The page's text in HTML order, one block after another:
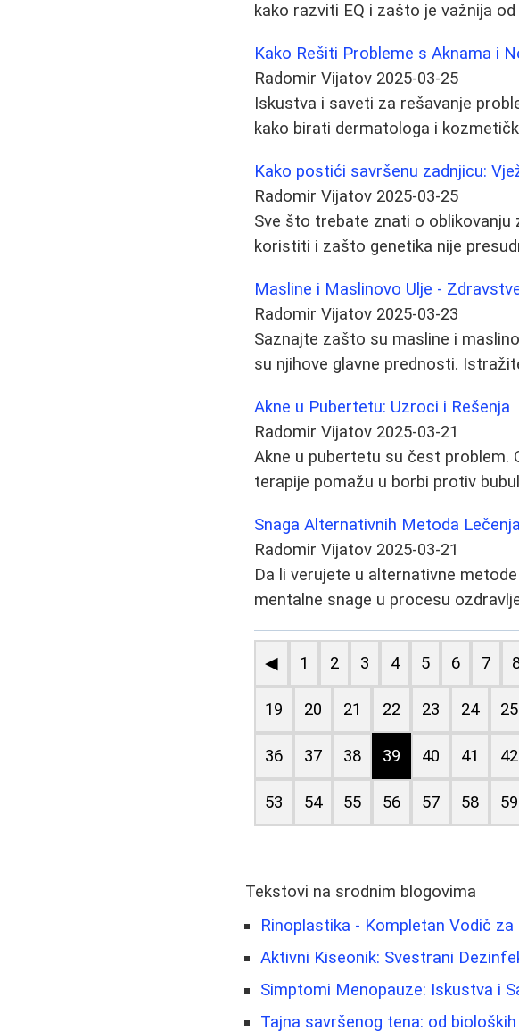
kako razviti EQ i zašto je važnija od
Kako Rešiti Probleme s Aknama i
Radomir Vijatov 2025-03-25
Iskustva i saveti za rešavanje
kako birati dermatologa i
Kako postići savršenu zadnjicu:
Radomir Vijatov 2025-03-25
Sve što trebate znati o oblikovanju
koristiti i zašto genetika nije
Masline i Maslinovo Ulje -
Radomir Vijatov 2025-03-23
Saznajte zašto su masline i
su njihove glavne prednosti.
Akne u Pubertetu: Uzroci i Rešenja
Radomir Vijatov 2025-03-21
Akne u pubertetu su čest problem.
terapije pomažu u borbi protiv
Snaga Alternativnih Metoda
Radomir Vijatov 2025-03-21
Da li verujete u alternativne
mentalne snage u procesu
◀ 1 2 3 4 5 6 7
19 20 21 22 23 24 25
36 37 38 39 40 41 42
53 54 55 56 57 58 59
Tekstovi na srodnim blogovima
Rinoplastika - Kompletan Vodič
Aktivni Kiseonik: Svestrani
Simptomi Menopauze: Iskustva i
Tajna savršenog tena: od